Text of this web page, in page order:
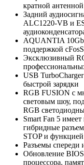
кратной
Задний
ALC1220-VB и
AQUANTIA
поддержкой
Эксклюзивный
USB
быстрой зарядки
RGB FUSION с
световым шоу,
RGB
Smart Fan 5
гибридные
STOP и
Разъемы спереди
Обновление BIOS
процессора,